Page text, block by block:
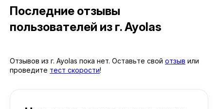
Последние отзывы
пользователей из г. Ayolas
Отзывов из г. Ayolas пока нет. Оставьте свой отзыв или
проведите тест скорости!